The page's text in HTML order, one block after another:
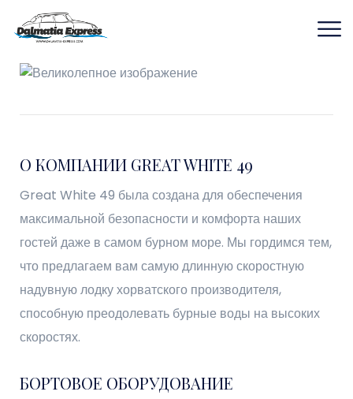
САМАЯ ДЛИННАЯ ЖЕСТКАЯ НАДУВНАЯ ЛОДКА (RIB),
ИЗГОТОВЛЕННАЯ В ХОРВАТИИ
О КОМПАНИИ GREAT WHITE 49
Great White 49 была создана для обеспечения
максимальной безопасности и комфорта наших
гостей даже в самом бурном море. Мы гордимся тем,
что предлагаем вам самую длинную скоростную
надувную лодку хорватского производителя,
способную преодолевать бурные воды на высоких
скоростях.
БОРТОВОЕ ОБОРУДОВАНИЕ